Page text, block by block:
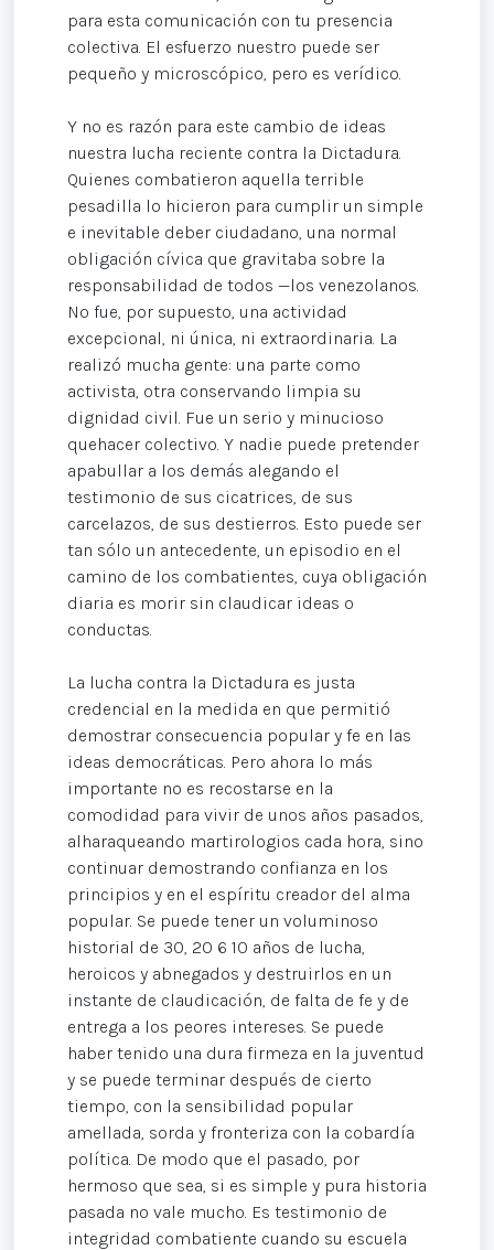
para esta comunicación con tu presencia
colectiva. El esfuerzo nuestro puede ser
pequeño y microscópico, pero es verídico.
Y no es razón para este cambio de ideas
nuestra lucha reciente contra la Dictadura.
Quienes combatieron aquella terrible
pesadilla lo hicieron para cumplir un simple
e inevitable deber ciudadano, una normal
obligación cívica que gravitaba sobre la
responsabilidad de todos —los venezolanos.
No fue, por supuesto, una actividad
excepcional, ni única, ni extraordinaria. La
realizó mucha gente: una parte como
activista, otra conservando limpia su
dignidad civil. Fue un serio y minucioso
quehacer colectivo. Y nadie puede pretender
apabullar a los demás alegando el
testimonio de sus cicatrices, de sus
carcelazos, de sus destierros. Esto puede ser
tan sólo un antecedente, un episodio en el
camino de los combatientes, cuya obligación
diaria es morir sin claudicar ideas o
conductas.
La lucha contra la Dictadura es justa
credencial en la medida en que permitió
demostrar consecuencia popular y fe en las
ideas democráticas. Pero ahora lo más
importante no es recostarse en la
comodidad para vivir de unos años pasados,
alharaqueando martirologios cada hora, sino
continuar demostrando confianza en los
principios y en el espíritu creador del alma
popular. Se puede tener un voluminoso
historial de 30, 20 6 10 años de lucha,
heroicos y abnegados y destruirlos en un
instante de claudicación, de falta de fe y de
entrega a los peores intereses. Se puede
haber tenido una dura firmeza en la juventud
y se puede terminar después de cierto
tiempo, con la sensibilidad popular
amellada, sorda y fronteriza con la cobardía
política. De modo que el pasado, por
hermoso que sea, si es simple y pura historia
pasada no vale mucho. Es testimonio de
integridad combatiente cuando su escuela